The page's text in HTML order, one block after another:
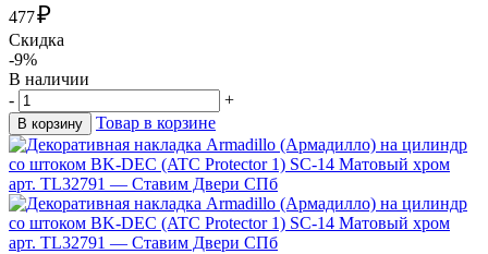
477₽
Скидка
-9%
В наличии
-
+
В корзину Товар в корзине